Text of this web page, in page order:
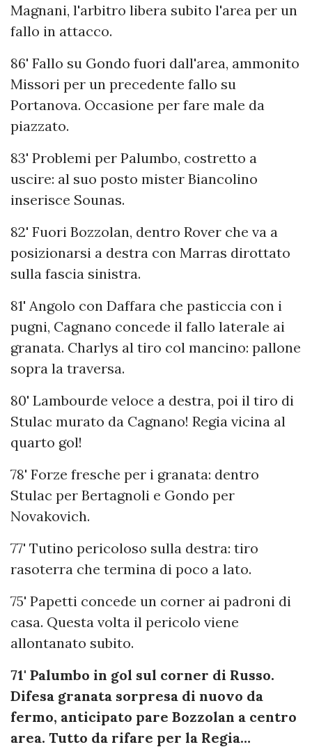
Magnani, l'arbitro libera subito l'area per un
fallo in attacco.
86' Fallo su Gondo fuori dall'area, ammonito
Missori per un precedente fallo su
Portanova. Occasione per fare male da
piazzato.
83' Problemi per Palumbo, costretto a
uscire: al suo posto mister Biancolino
inserisce Sounas.
82' Fuori Bozzolan, dentro Rover che va a
posizionarsi a destra con Marras dirottato
sulla fascia sinistra.
81' Angolo con Daffara che pasticcia con i
pugni, Cagnano concede il fallo laterale ai
granata. Charlys al tiro col mancino: pallone
sopra la traversa.
80' Lambourde veloce a destra, poi il tiro di
Stulac murato da Cagnano! Regia vicina al
quarto gol!
78' Forze fresche per i granata: dentro
Stulac per Bertagnoli e Gondo per
Novakovich.
77' Tutino pericoloso sulla destra: tiro
rasoterra che termina di poco a lato.
75' Papetti concede un corner ai padroni di
casa. Questa volta il pericolo viene
allontanato subito.
71' Palumbo in gol sul corner di Russo.
Difesa granata sorpresa di nuovo da
fermo, anticipato pare Bozzolan a centro
area. Tutto da rifare per la Regia…